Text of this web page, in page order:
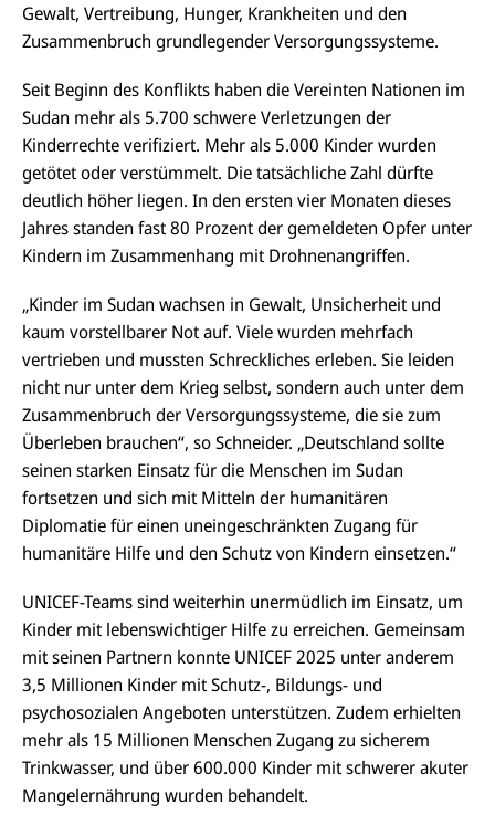
Gewalt, Vertreibung, Hunger, Krankheiten und den
Zusammenbruch grundlegender Versorgungssysteme.
Seit Beginn des Konflikts haben die Vereinten Nationen im
Sudan mehr als 5.700 schwere Verletzungen der
Kinderrechte verifiziert. Mehr als 5.000 Kinder wurden
getötet oder verstümmelt. Die tatsächliche Zahl dürfte
deutlich höher liegen. In den ersten vier Monaten dieses
Jahres standen fast 80 Prozent der gemeldeten Opfer unter
Kindern im Zusammenhang mit Drohnenangriffen.
„Kinder im Sudan wachsen in Gewalt, Unsicherheit und
kaum vorstellbarer Not auf. Viele wurden mehrfach
vertrieben und mussten Schreckliches erleben. Sie leiden
nicht nur unter dem Krieg selbst, sondern auch unter dem
Zusammenbruch der Versorgungssysteme, die sie zum
Überleben brauchen“, so Schneider. „Deutschland sollte
seinen starken Einsatz für die Menschen im Sudan
fortsetzen und sich mit Mitteln der humanitären
Diplomatie für einen uneingeschränkten Zugang für
humanitäre Hilfe und den Schutz von Kindern einsetzen.“
UNICEF-Teams sind weiterhin unermüdlich im Einsatz, um
Kinder mit lebenswichtiger Hilfe zu erreichen. Gemeinsam
mit seinen Partnern konnte UNICEF 2025 unter anderem
3,5 Millionen Kinder mit Schutz-, Bildungs- und
psychosozialen Angeboten unterstützen. Zudem erhielten
mehr als 15 Millionen Menschen Zugang zu sicherem
Trinkwasser, und über 600.000 Kinder mit schwerer akuter
Mangelernährung wurden behandelt.